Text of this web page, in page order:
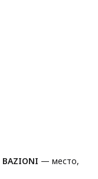
BAZIONI — место,